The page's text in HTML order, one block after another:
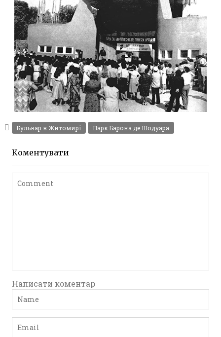
ПАРК КУЛЬТУРИ ТА ВІДПОЧИНКУ ІМ. Ю.
ГАГАРІНА ЖИТОМИР 80-ТІ
Фото Житомир (1970-
1980)
Бульвар в Житомирі Парк Барона де Шодуара
Коментувати
Написати коментар